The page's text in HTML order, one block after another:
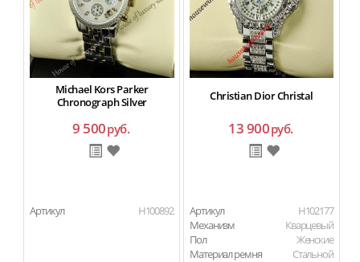
Michael Kors Parker
Chronograph Silver
9 500руб.
Артикул H100892
Christian Dior Christal
13 900руб.
Артикул
H102177
Механизм
Кварцевый
Пол
Женские
Материал ремня
Стальной